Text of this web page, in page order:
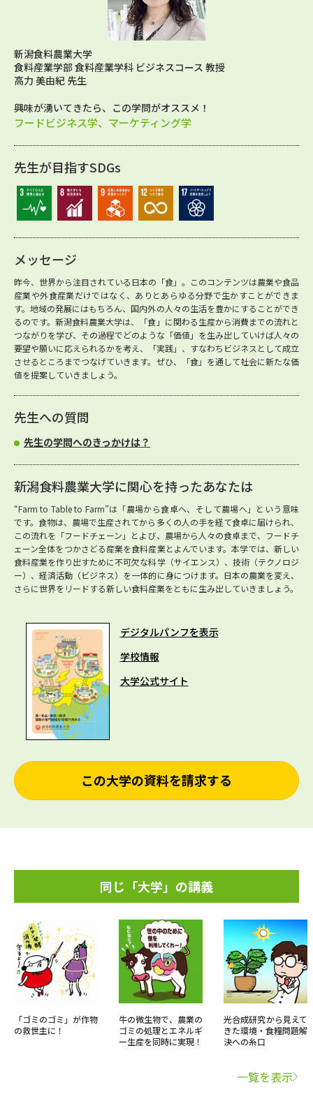
新潟食料農業大学
食料産業学部 食料産業学科 ビジネスコース 教授
高力 美由紀 先生
興味が湧いてきたら、この学問がオススメ！
フードビジネス学、マーケティング学
先生が目指すSDGs
メッセージ
昨今、世界から注目されている日本の「食」。このコンテンツは農業や食品
産業や外食産業だけではなく、ありとあらゆる分野で生かすことができま
す。地域の発展にはもちろん、国内外の人々の生活を豊かにすることができ
るのです。新潟食料農業大学は、「食」に関わる生産から消費までの流れと
つながりを学び、その過程でどのような「価値」を生み出していけば人々の
要望や願いに応えられるかを考え、「実践」、すなわちビジネスとして成立
させるところまでつなげていきます。ぜひ、「食」を通して社会に新たな価
値を提案していきましょう。
先生への質問
先生の学問へのきっかけは？
新潟食料農業大学に関心を持ったあなたは
“Farm to Table to Farm”は「農場から食卓へ、そして農場へ」という意味
です。食物は、農場で生産されてから多くの人の手を経て食卓に届けられ、
この流れを「フードチェーン」とよび、農場から人々の食卓まで、フードチ
ェーン全体をつかさどる産業を食料産業とよんでいます。本学では、新しい
食料産業を作り出すために不可欠な科学（サイエンス）、技術（テクノロジ
ー）、経済活動（ビジネス）を一体的に身につけます。日本の農業を変え、
さらに世界をリードする新しい食料産業をともに生み出していきましょう。
デジタルパンフを表示
学校情報
大学公式サイト
この大学の資料を請求する
同じ「大学」の講義
「ゴミのゴミ」が作物
の救世主に！
牛の微生物で、農業の
ゴミの処理とエネルギ
ー生産を同時に実現！
光合成研究から見えて
きた環境・食糧問題解
決への糸口
一覧を表示